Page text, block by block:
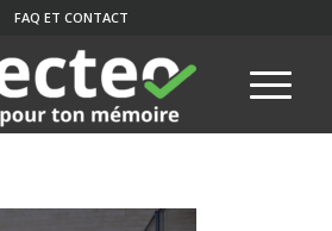
FAQ ET CONTACT